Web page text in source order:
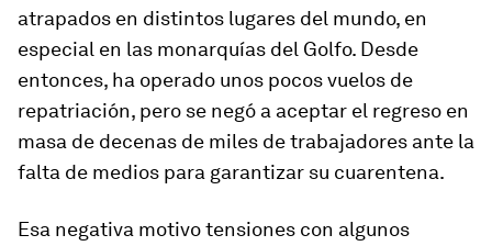
atrapados en distintos lugares del mundo, en
especial en las monarquías del Golfo. Desde
entonces, ha operado unos pocos vuelos de
repatriación, pero se negó a aceptar el regreso en
masa de decenas de miles de trabajadores ante la
falta de medios para garantizar su cuarentena.
Esa negativa motivo tensiones con algunos